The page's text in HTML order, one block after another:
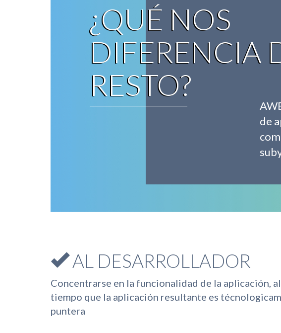
¿QUÉ NOS
DIFERENCIA
RESTO?
de
AL DESARROLLADOR
Concentrarse en la funcionalidad de la aplicación,
tiempo que la aplicación resultante es
puntera